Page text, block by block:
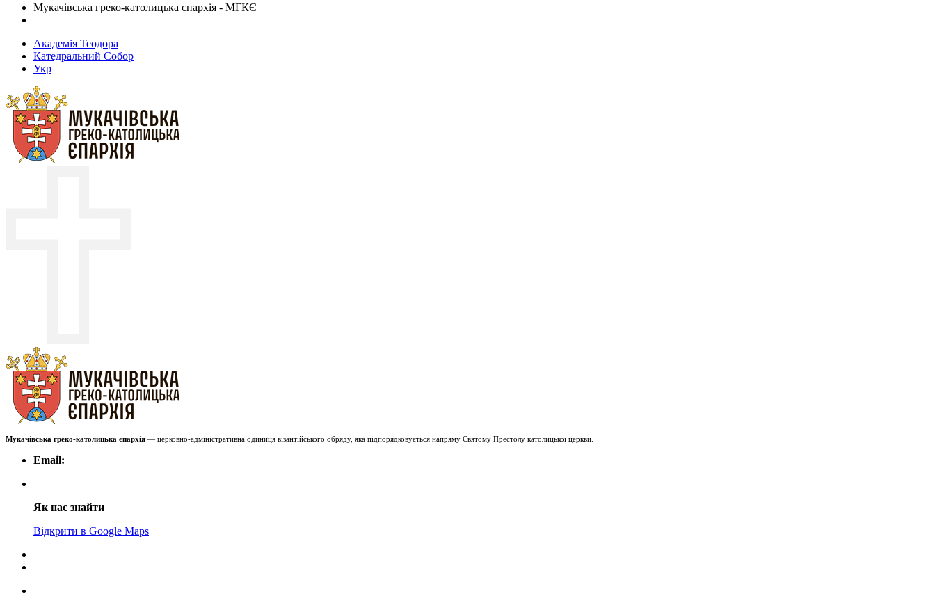
Мукачівська греко-католицька єпархія - МГКЄ
Академія Теодора
Катедральний Собор
Укр
Мукачівська греко-католицька єпархія — церковно-адміністративна одиниця візантійського обряду, яка підпорядковується напряму Святому Престолу католицької церкви.
Email:
Як нас знайти
Відкрити в Google Maps